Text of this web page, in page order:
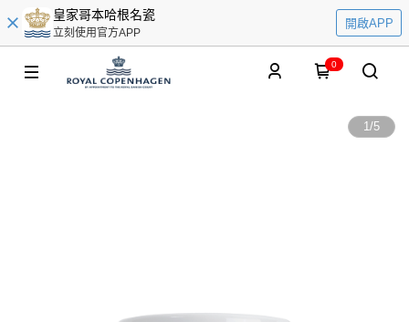
皇家哥本哈根名瓷
立刻使用官方APP
開啟APP
0
1/5